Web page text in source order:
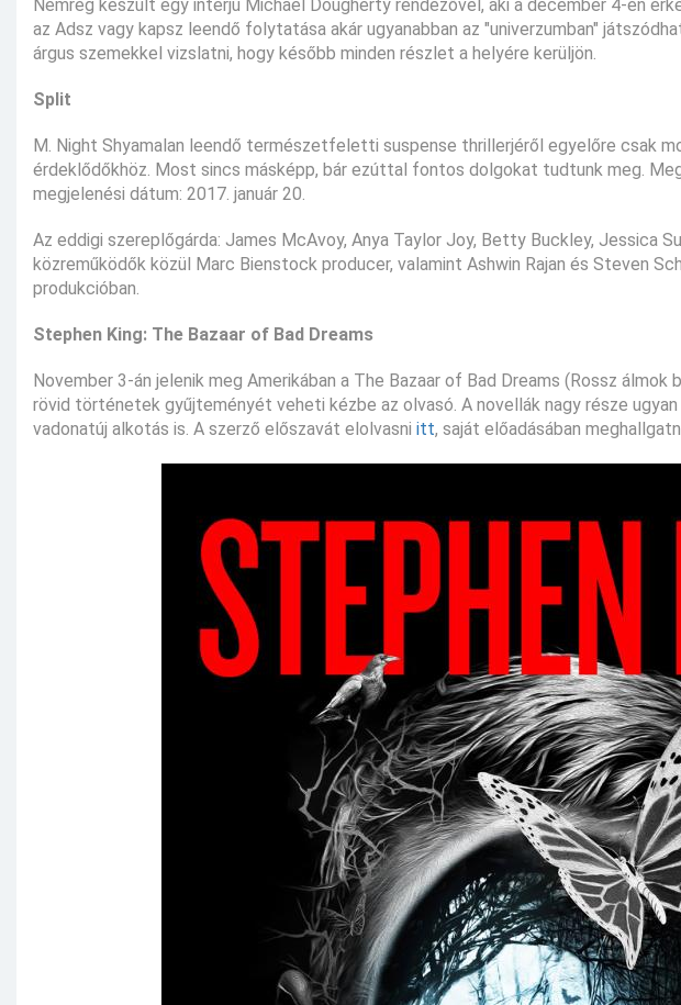
Nemrég készült egy interjú Michael Dougherty rendezővel, aki a december 4-én
az Adsz vagy kapsz leendő folytatása akár ugyanabban az "univerzumban"
árgus szemekkel vizslatni, hogy később minden részlet a helyére kerüljön.
Split
M. Night Shyamalan leendő természetfeletti suspense thrillerjéről egyelőre csak
érdeklődőkhöz. Most sincs másképp, bár ezúttal fontos dolgokat tudtunk meg.
megjelenési dátum: 2017. január 20.
Az eddigi szereplőgárda: James McAvoy, Anya Taylor Joy, Betty Buckley, Jessica
közreműködők közül Marc Bienstock producer, valamint Ashwin Rajan és Steven
produkcióban.
Stephen King: The Bazaar of Bad Dreams
November 3-án jelenik meg Amerikában a The Bazaar of Bad Dreams (Rossz álmok
rövid történetek gyűjteményét veheti kézbe az olvasó. A novellák nagy része
vadonatúj alkotás is. A szerző előszavát elolvasni itt, saját előadásában